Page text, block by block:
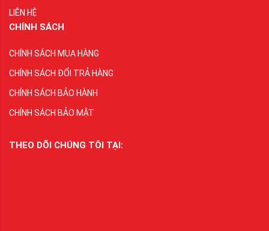
LIÊN HỆ
CHÍNH SÁCH
CHÍNH SÁCH MUA HÀNG
CHÍNH SÁCH ĐỔI TRẢ HÀNG
CHÍNH SÁCH BẢO HÀNH
CHÍNH SÁCH BẢO MẬT
THEO DÕI CHÚNG TÔI TẠI: